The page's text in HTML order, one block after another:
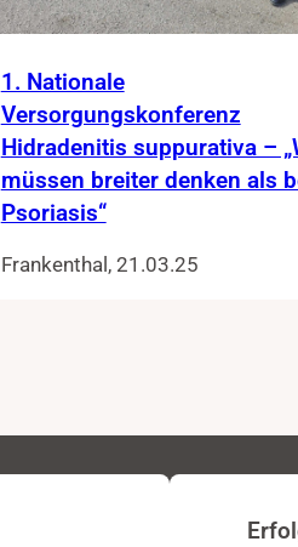
1. Nationale
Versorgungskonferenz
Hidradenitis suppurativa –
müssen breiter denken als
Psoriasis“
Frankenthal, 21.03.25